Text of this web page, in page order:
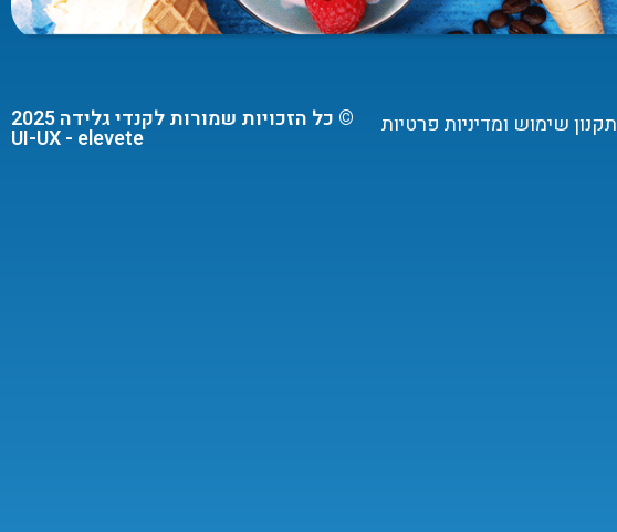
תקנון שימוש ומדיניות פרטיות © כל הזכויות שמורות לקנדי גלידה 2025
UI-UX - elevete